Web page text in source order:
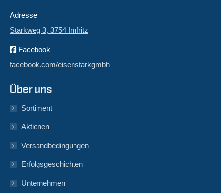
Adresse
Starkweg 3, 3754 Irnfritz
Facebook
facebook.com/eisenstarkgmbh
Über uns
Sortiment
Aktionen
Versandbedingungen
Erfolgsgeschichten
Unternehmen